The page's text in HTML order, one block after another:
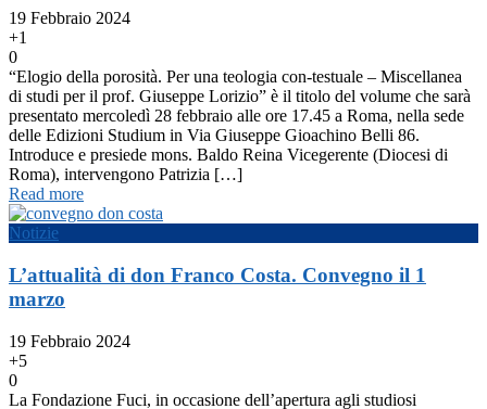
19 Febbraio 2024
+1
0
“Elogio della porosità. Per una teologia con-testuale – Miscellanea
di studi per il prof. Giuseppe Lorizio” è il titolo del volume che sarà
presentato mercoledì 28 febbraio alle ore 17.45 a Roma, nella sede
delle Edizioni Studium in Via Giuseppe Gioachino Belli 86.
Introduce e presiede mons. Baldo Reina Vicegerente (Diocesi di
Roma), intervengono Patrizia […]
Read more
Notizie
L’attualità di don Franco Costa. Convegno il 1
marzo
19 Febbraio 2024
+5
0
La Fondazione Fuci, in occasione dell’apertura agli studiosi